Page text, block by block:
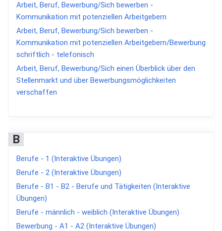
Arbeit, Beruf, Bewerbung/Sich bewerben -
Kommunikation mit potenziellen Arbeitgebern
Arbeit, Beruf, Bewerbung/Sich bewerben -
Kommunikation mit potenziellen Arbeitgebern/Bewerbung
schriftlich - telefonisch
Arbeit, Beruf, Bewerbung/Sich einen Überblick über den
Stellenmarkt und über Bewerbungsmöglichkeiten
verschaffen
B
Berufe - 1 (Interaktive Übungen)
Berufe - 2 (Interaktive Übungen)
Berufe - B1 - B2 - Berufe und Tätigkeiten (Interaktive
Übungen)
Berufe - männlich - weiblich (Interaktive Übungen)
Bewerbung - A1 - A2 (Interaktive Übungen)